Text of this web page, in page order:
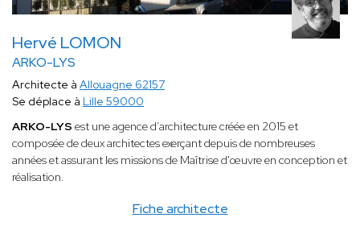
Hervé LOMON
ARKO-LYS
Fiche architecte
Architecte à Allouagne 62157
Se déplace à Lille 59000
ARKO-LYS est une agence d’architecture créée en 2015 et
composée de deux architectes exerçant depuis de nombreuses
années et assurant les missions de Maîtrise d'œuvre en conception et
réalisation.